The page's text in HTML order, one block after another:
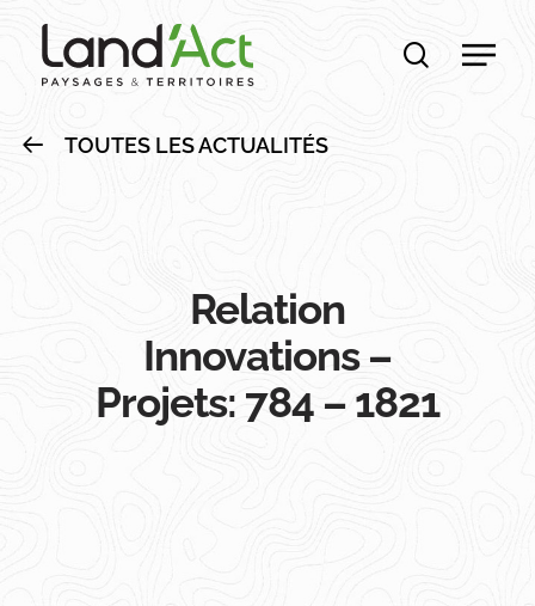
recherche
TOUTES LES ACTUALITÉS
Relation
Innovations –
Projets: 784 – 1821